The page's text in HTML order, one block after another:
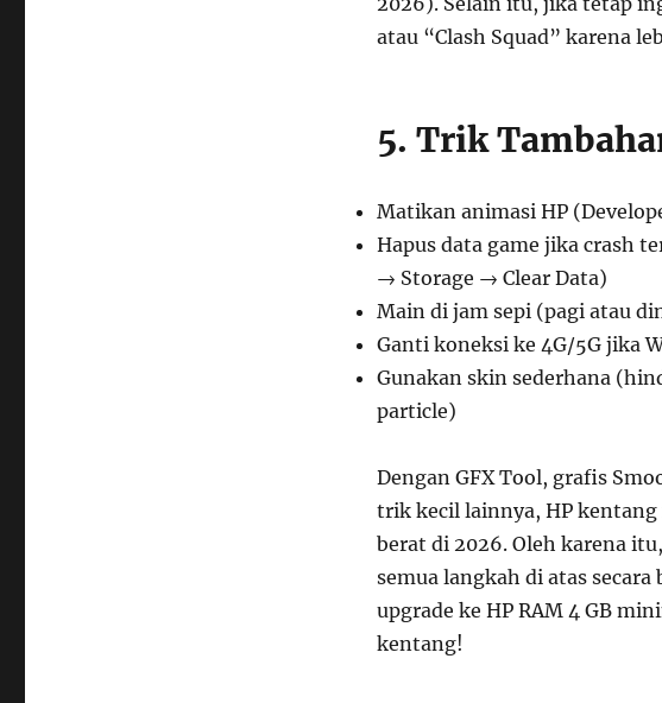
atau “Clash Squad” karena
5. Trik
Matikan animasi HP
Hapus data game jika crash
→ Storage → Clear Data)
Main di jam sepi (pagi atau
Ganti koneksi ke 4G/5G jika
Gunakan skin sederhana
particle)
Dengan GFX Tool, grafis
trik kecil lainnya, HP kentang
berat di 2026. Oleh karena
semua langkah di atas
upgrade ke HP RAM 4 GB
kentang!